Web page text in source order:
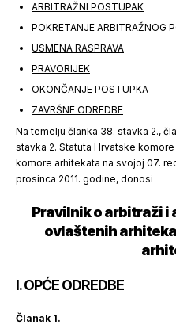
ARBITRAŽNI POSTUPAK
POKRETANJE ARBITRAŽNOG
USMENA RASPRAVA
PRAVORIJEK
OKONČANJE POSTUPKA
ZAVRŠNE ODREDBE
Na temelju članka 38. stavka 2.,
stavka 2. Statuta Hrvatske
komore arhitekata na svojoj 07.
prosinca 2011. godine, donosi
Pravilnik o arbitraži
ovlaštenih
I. OPĆE ODREDBE
Članak 1.